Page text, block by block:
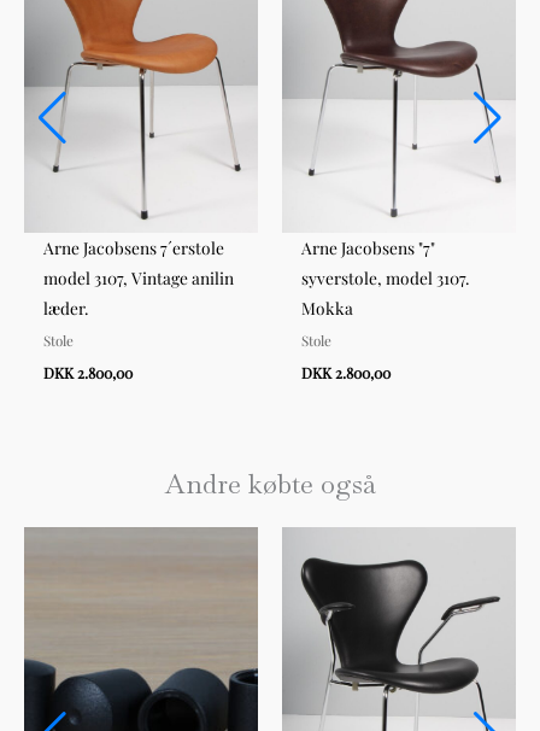
Arne Jacobsens 7´erstole
model 3107, Vintage anilin
læder.
Stole
DKK 2.800,00
Arne Jacobsens "7"
syverstole, model 3107.
Mokka
Stole
DKK 2.800,00
Andre købte også